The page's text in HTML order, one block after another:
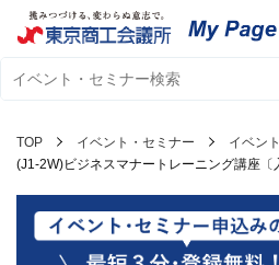
TOP イベント・セミナー
イベン
(J1-2W)ビジネスマナートレーニング講座〔